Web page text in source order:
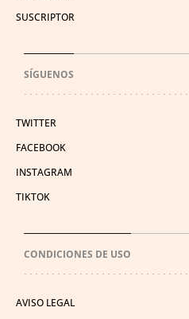
SUSCRIPTOR
SÍGUENOS
TWITTER
FACEBOOK
INSTAGRAM
TIKTOK
CONDICIONES DE USO
AVISO LEGAL